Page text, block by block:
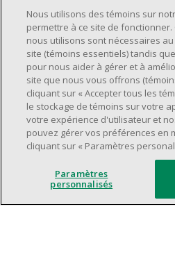
Environ un (1) an
dans l'industrie du
Environ un (1) an
supervision.
Avoir une grande
travail le jour, le soir, la
Être capable
temps et de gérer ses
Excellentes
communication et de
interpersonnelles.
Avoir du leadership et
Nous utilisons des témoins sur
permettre à ce site de
nous utilisons sont nécessaires
site (témoins essentiels) tandis
pour nous aider à gérer et à
site que nous vous offrons
cliquant sur « Accepter tous les
le stockage de témoins sur votre
votre expérience d'utilisateur et
pouvez gérer vos préférences en
cliquant sur « Paramètres
Paramètres
personnalisés